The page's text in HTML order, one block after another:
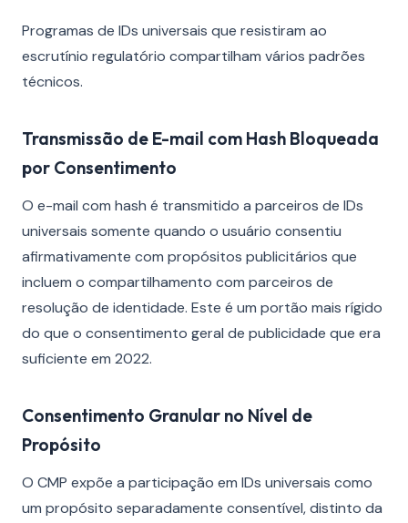
Programas de IDs universais que resistiram ao
escrutínio regulatório compartilham vários padrões
técnicos.
Transmissão de E-mail com Hash Bloqueada
por Consentimento
O e-mail com hash é transmitido a parceiros de IDs
universais somente quando o usuário consentiu
afirmativamente com propósitos publicitários que
incluem o compartilhamento com parceiros de
resolução de identidade. Este é um portão mais rígido
do que o consentimento geral de publicidade que era
suficiente em 2022.
Consentimento Granular no Nível de
Propósito
O CMP expõe a participação em IDs universais como
um propósito separadamente consentível, distinto da